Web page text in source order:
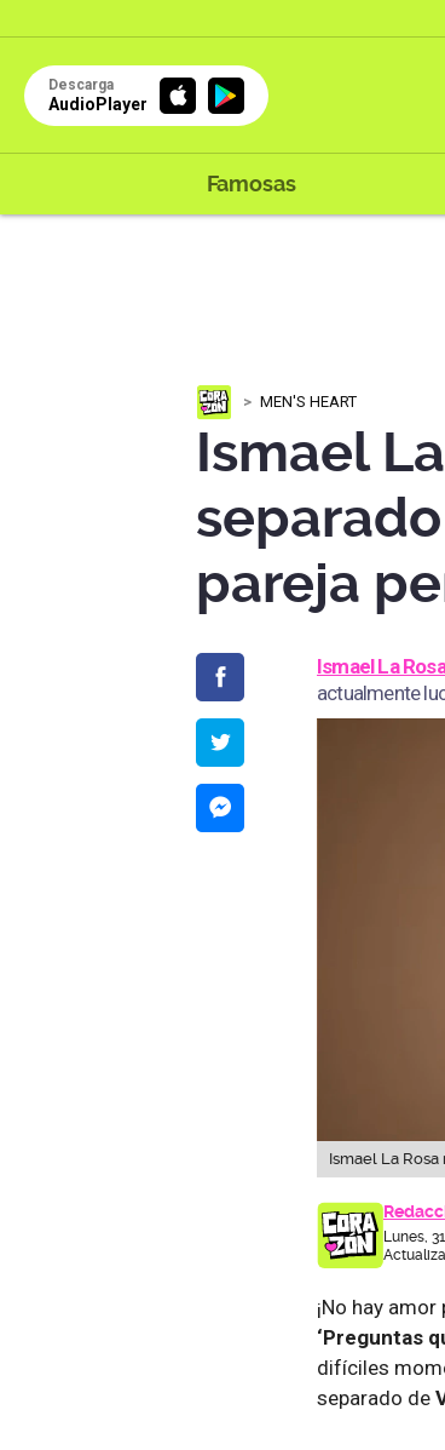
Descarga
AudioPlayer
Famosas
MEN'S HEART
Ismael
pareja
Ismael La Rosa
actualmente
Ismael La
Lunes,
¡No hay
‘Preguntas
difíciles
separado de